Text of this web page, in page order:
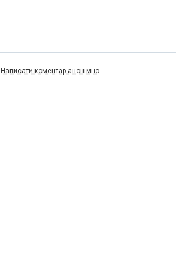
Написати коментар анонімно